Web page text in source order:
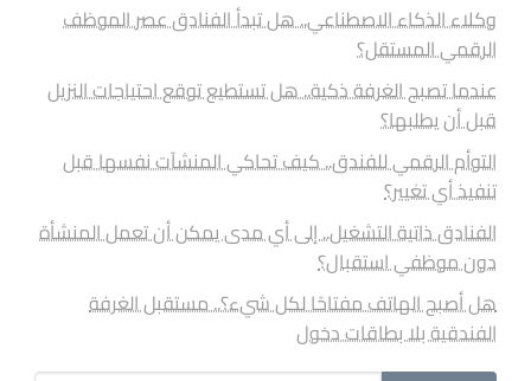
وكلاء الذكاء الاصطناعي.. هل تبدأ الفنادق عصر الموظف
الرقمي المستقل؟
عندما تصبح الغرفة ذكية.. هل تستطيع توقع احتياجات النزيل
قبل أن يطلبها؟
التوأم الرقمي للفندق.. كيف تحاكي المنشآت نفسها قبل
تنفيذ أي تغيير؟
الفنادق ذاتية التشغيل.. إلى أي مدى يمكن أن تعمل المنشأة
دون موظفي استقبال؟
هل أصبح الهاتف مفتاحًا لكل شيء؟.. مستقبل الغرفة
الفندقية بلا بطاقات دخول